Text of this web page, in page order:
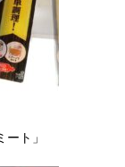
ト」